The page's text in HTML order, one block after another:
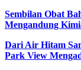
Sembilan Obat
Mengandung
Dari Air Hitam
Park View